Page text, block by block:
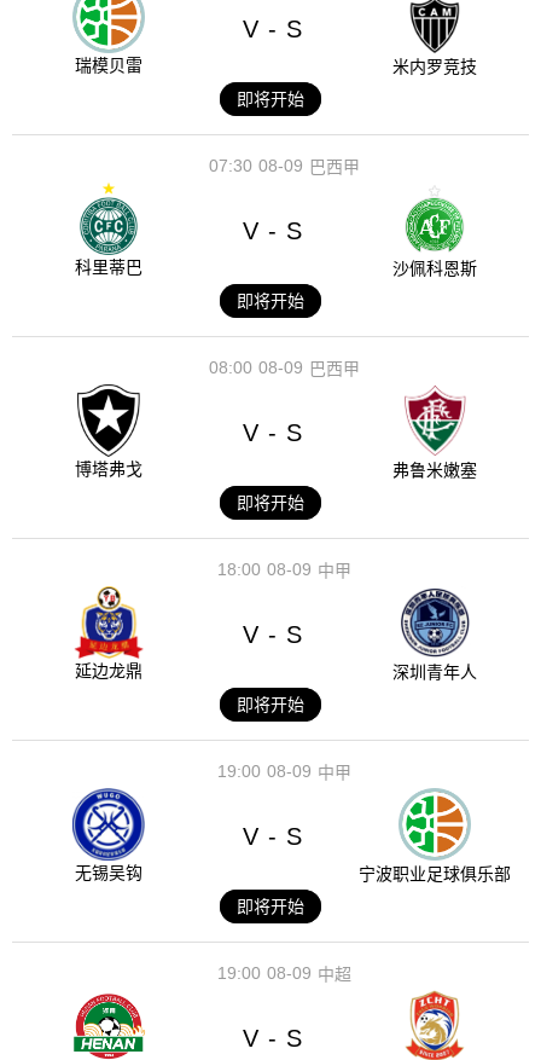
瑞模贝雷
V - S
米内罗竞技
即将开始
08-09
07:30 巴西甲
科里蒂巴
V - S
沙佩科恩斯
即将开始
08-09
08:00 巴西甲
博塔弗戈
V - S
弗鲁米嫩塞
即将开始
08-09
18:00 中甲
延边龙鼎
V - S
深圳青年人
即将开始
08-09
19:00 中甲
无锡吴钩
V - S
宁波职业足球俱乐部
即将开始
08-09
19:00 中超
V - S